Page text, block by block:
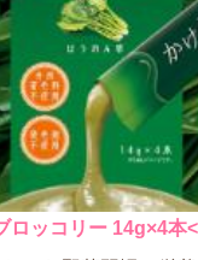
ロッコリー 14g×4本